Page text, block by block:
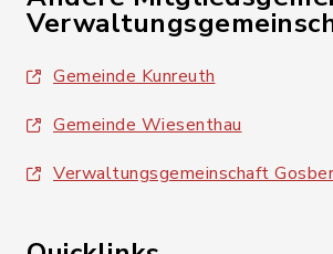
Gemeinde Kunreuth
Gemeinde Wiesenthau
Verwaltungsgemeinschaft